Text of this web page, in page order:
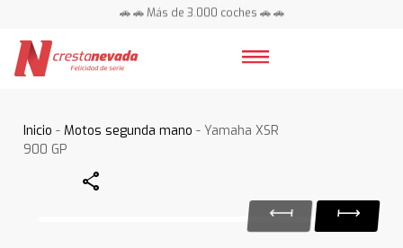
🚗 🚗 Más de 3.000 coches 🚗 🚗
Inicio -Motos segunda mano - Yamaha XSR
900 GP
Share